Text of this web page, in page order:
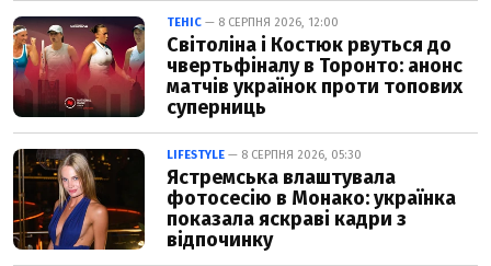
ТЕНІС — 8 СЕРПНЯ 2026, 12:00
Світоліна і Костюк рвуться до
чвертьфіналу в Торонто: анонс
матчів українок проти топових
суперниць
LIFESTYLE — 8 СЕРПНЯ 2026, 05:30
Ястремська влаштувала
фотосесію в Монако: українка
показала яскраві кадри з
відпочинку